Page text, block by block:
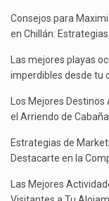
Consejos para
en Chillán:
Las mejores playas
imperdibles desde tu
Los Mejores
el Arriendo de
Estrategias de
Destacarte en la
Las Mejores